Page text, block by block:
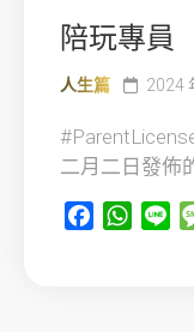
陪玩專員
人生篇 2024
二月二日發佈
Facebook